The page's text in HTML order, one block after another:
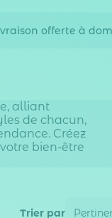
offerte à
alliant
de chacun,
Créez
bien-être
Trier par